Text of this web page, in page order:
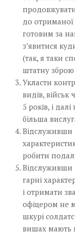
до отриманої
готовим за
зʼявитися
(так, я таки
штатну
Укласти
видів,
5 років, і
більша
Відслуживши
робити
Відслуживши
гарні
і отримати
офіцером не
шкурі
вишах мають